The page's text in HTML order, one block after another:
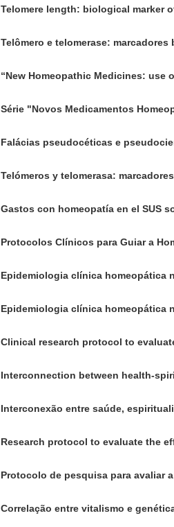
Telomere length: biological marker
Telômero e telomerase:
“New Homeopathic Medicines:
Série "Novos Medicamentos
Falácias pseudocéticas e
Telómeros y telomerasa:
Gastos con homeopatía en el SUS
Protocolos Clínicos para Guiar a
Epidemiologia clínica homeopática
Epidemiologia clínica homeopática
Clinical research protocol to
Interconnection between health-
Interconexão entre saúde,
Research protocol to evaluate the
Protocolo de pesquisa para avaliar
Correlação entre vitalismo e